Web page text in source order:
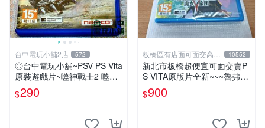
台中電玩小舖2店 572
◎台中電玩小舖~PSV PS Vita
原裝遊戲片~噬神戰士2 噬神
者2 ~290
$290
板橋區有店面可面交高價
回收電玩
10552
新北市板橋超便宜可面交賣P
S VITA原版片全新~~~魯弗蘭
的地下迷宮與魔女的旅團~~~
便宜賣
$900